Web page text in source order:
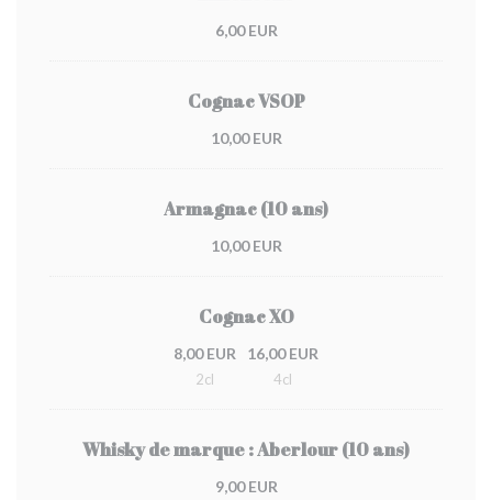
6,00 EUR
Cognac VSOP
10,00 EUR
Armagnac (10 ans)
10,00 EUR
Cognac XO
8,00 EUR
2cl
16,00 EUR
4cl
Whisky de marque : Aberlour (10 ans)
9,00 EUR